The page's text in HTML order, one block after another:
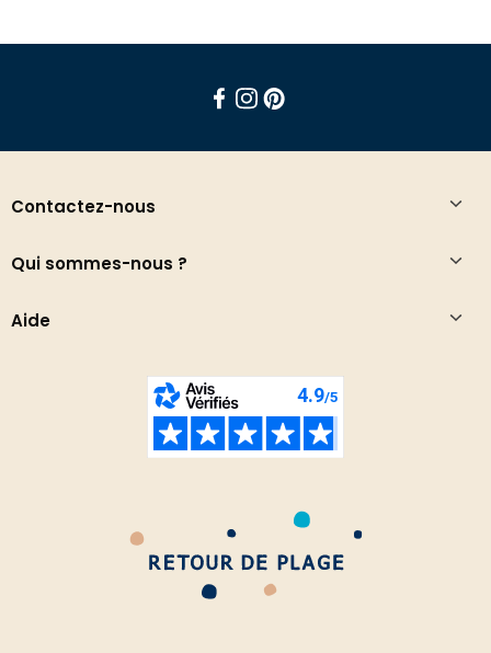
Contactez-nous
Qui sommes-nous ?
Aide